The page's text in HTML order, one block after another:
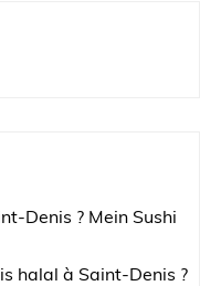
Denis ? Mein Sushi
halal à Saint-Denis ?